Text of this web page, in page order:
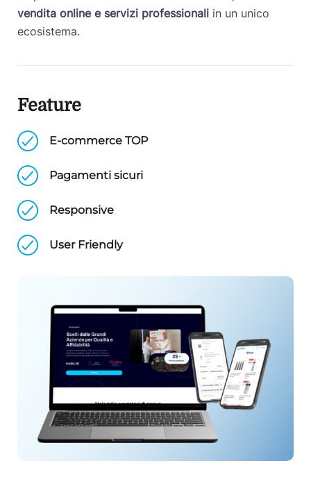
vendita online e servizi professionali in un unico
ecosistema.
Feature
E-commerce TOP
Pagamenti sicuri
Responsive
User Friendly